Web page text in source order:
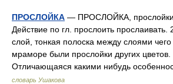
ПРОСЛОЙКА — ПРОСЛОЙКА, прослойки,
Действие по гл. прослоить прослаивать.
слой, тонкая полоска между слоями
мраморе были прослойки других цветов.
Отличающаяся какими нибудь
словарь Ушакова